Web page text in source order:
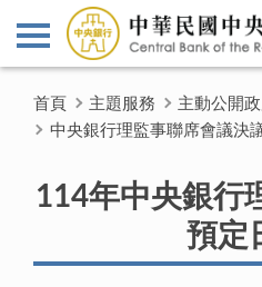
首頁 主題服務
主動公開
中央銀行理監事聯席會議決
114年中央銀行
預定